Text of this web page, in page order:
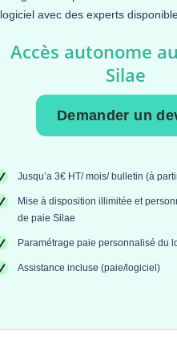
logiciel avec des experts
Accès autonome
Silae
Demander un
Jusqu’a 3€ HT/ mois/ bulletin (à
Mise à disposition illimitée et
de paie Silae
Paramétrage paie personnalisé du
Assistance incluse (paie/logiciel)